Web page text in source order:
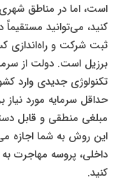
است، اما در مناطق
کنید، می‌توانید
ثبت شرکت و راه‌اندازی
برزیل است. دولت از
تکنولوژی جدیدی وارد
حداقل سرمایه مورد
مبلغی منطقی و قابل
این روش به شما اجازه
داخلی، پروسه مهاجرت
کنید.